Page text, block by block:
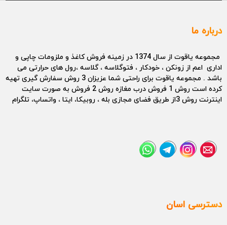
درباره ما
مجموعه یاقوت از سال 1374 در زمینه فروش کاغذ و ملزومات چاپی و
اداری اعم از زونکن ، خودکار ، فتوگلاسه ، گلاسه ،رول های حرارتی می
باشد . مجموعه یاقوت برای راحتی شما عزیزان 3 روش سفارش گیری تهیه
کرده است روش 1 فروش درب مغازه روش 2 فروش به صورت سایت
اینترنت روش 3از طریق فضای مجازی بله ، روبیکا، ایتا ، واتساپ، تلگرام
دسترسی اسان